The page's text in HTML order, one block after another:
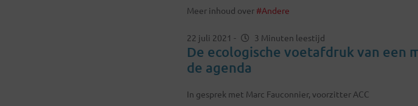
Meer inhoud over #Andere
22 juli 2021 - 3 Minuten leestijd
De ecologische voetafdruk van een
de agenda
In gesprek met Marc Fauconnier, voorzitter ACC